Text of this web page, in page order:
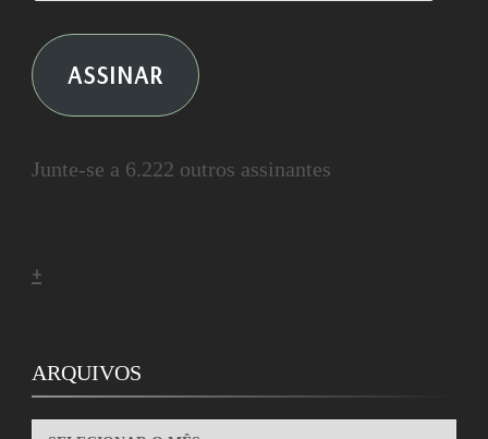
ASSINAR
Junte-se a 6.222 outros assinantes
+
ARQUIVOS